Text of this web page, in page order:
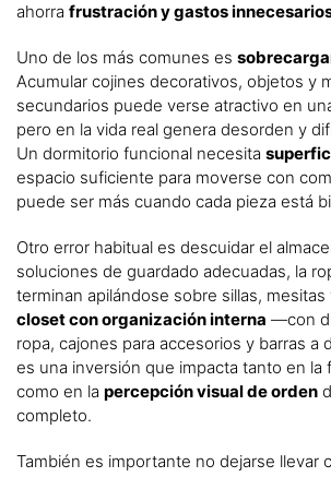
ahorra frustración y gastos
Uno de los más comunes es
Acumular cojines decorativos, objetos y
secundarios puede verse atractivo en
pero en la vida real genera desorden y
Un dormitorio funcional necesita
espacio suficiente para moverse con
puede ser más cuando cada pieza está
Otro error habitual es descuidar el
soluciones de guardado adecuadas, la
terminan apilándose sobre sillas, mesitas
closet con organización interna —con
ropa, cajones para accesorios y barras
es una inversión que impacta tanto en la
como en la percepción visual de orden
completo.
También es importante no dejarse llevar